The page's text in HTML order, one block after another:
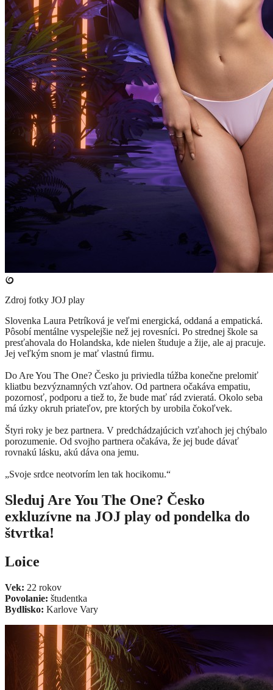
Zdroj fotky JOJ play
​Slovenka Laura Petríková je veľmi energická, oddaná a empatická.
Pôsobí mentálne vyspelejšie než jej rovesníci. Po strednej škole sa
presťahovala do Holandska, kde nielen študuje a žije, ale aj pracuje.
Jej veľkým snom je mať vlastnú firmu.
Do Are You The One? Česko ju priviedla túžba konečne prelomiť
kliatbu bezvýznamných vzťahov. Od partnera očakáva empatiu,
pozornosť, podporu a tiež to, že bude mať rád zvieratá. Okolo seba
má úzky okruh priateľov, pre ktorých by urobila čokoľvek.
Štyri roky je bez partnera. V predchádzajúcich vzťahoch jej chýbalo
porozumenie. Od svojho partnera očakáva, že jej bude dávať
rovnakú lásku, akú dáva ona jemu.
„Svoje srdce neotvorím len tak hocikomu.“
Sleduj Are You The One? Česko
exkluzívne na JOJ play od pondelka do
štvrtka!
Loice
Vek: 22 rokov
Povolanie: študentka
Bydlisko: Karlove Vary